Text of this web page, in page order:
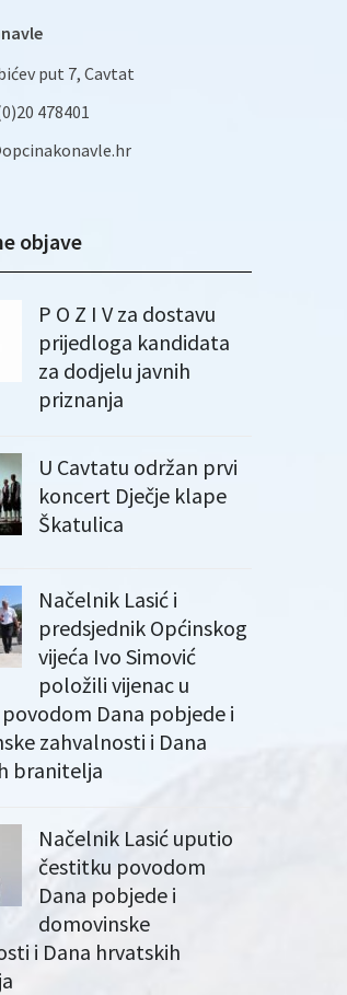
put 7, Cavtat
478401
objave
P O Z I V za dostavu
prijedloga kandidata
za dodjelu javnih
priznanja
U Cavtatu održan prvi
koncert Dječje klape
Škatulica
Načelnik Lasić i
predsjednik Općinskog
vijeća Ivo Simović
položili vijenac u
Dana pobjede i
zahvalnosti i Dana
branitelja
Načelnik Lasić uputio
čestitku povodom
Dana pobjede i
domovinske
i Dana hrvatskih